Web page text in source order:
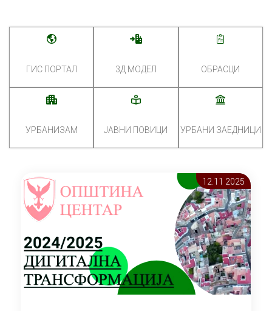
ГИС ПОРТАЛ 3Д МОДЕЛ ОБРАСЦИ
УРБАНИЗАМ ЈАВНИ ПОВИЦИ УРБАНИ ЗАЕДНИЦИ
12.11 2025